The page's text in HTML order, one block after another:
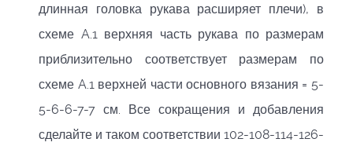
длинная головка рукава расширяет плечи), в
схеме A.1 верхняя часть рукава по размерам
приблизительно соответствует размерам по
схеме A.1 верхней части основного вязания = 5-
5-6-6-7-7 см. Все сокращения и добавления
сделайте и таком соответствии 102-108-114-126-